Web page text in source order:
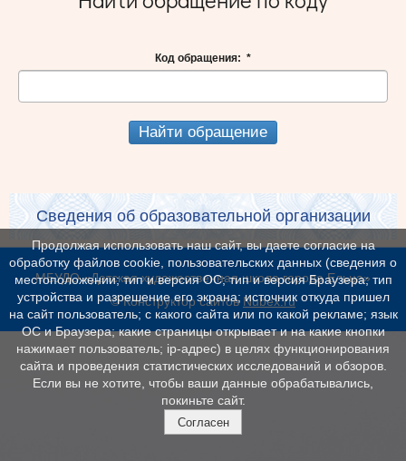
Код обращения: *
Найти обращение
Сведения об образовательной организации
МБУДО «Детская художественная школа города Ельца»
© Конструктор сайтов Nubex.ru
Продолжая использовать наш сайт, вы даете согласие на
обработку файлов cookie, пользовательских данных (сведения о
местоположении; тип и версия ОС; тип и версия Браузера; тип
устройства и разрешение его экрана; источник откуда пришел
на сайт пользователь; с какого сайта или по какой рекламе; язык
ОС и Браузера; какие страницы открывает и на какие кнопки
нажимает пользователь; ip-адрес) в целях функционирования
сайта и проведения статистических исследований и обзоров.
Если вы не хотите, чтобы ваши данные обрабатывались,
покиньте сайт.
Согласен